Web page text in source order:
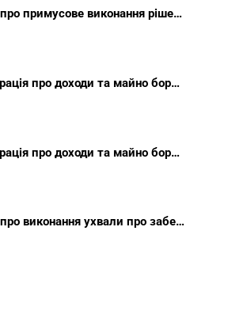
Заява про примусове виконання рішення (зразок, шаблон 2025 року)
Декларація про доходи та майно боржника фізичної особи (бланк) + інструкція
Декларація про доходи та майно боржника юридичної особи (бланк) + інструкція
Заява про виконання ухвали про забезпечення позову (зразок, шаблон 2025 року)